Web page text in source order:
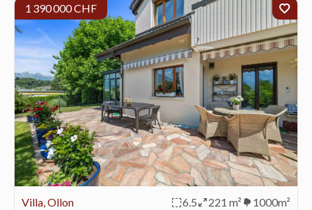
Villa, Ollon
1 390 000 CHF
6.5 221 m² 1000m²